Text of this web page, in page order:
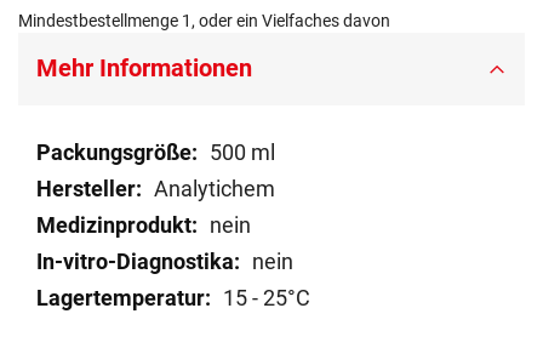
Mindestbestellmenge 1, oder ein Vielfaches davon
Mehr Informationen
Mehr
Informationen
500 ml
Analytichem
nein
nein
15 - 25°C